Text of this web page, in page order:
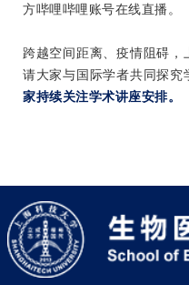
方哔哩哔哩账号在线直播。
跨越空间距离、疫情阻碍，
请大家与国际学者共同探究
家持续关注学术讲座安排。